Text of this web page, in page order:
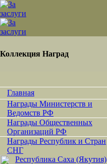
Коллекция Наград
Главная
Награды Министерств и
Ведомств РФ
Награды Общественных
Организаций РФ
Награды Республик и Стран
СНГ
Республика Саха (Якутия)